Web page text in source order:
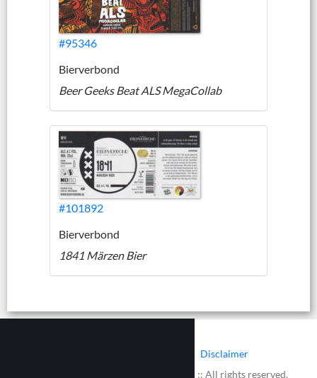
#95346
Bierverbond
Beer Geeks Beat ALS MegaCollab
#101892
Bierverbond
1841 Märzen Bier
Disclaimer
© 2002 - 2026 :: www.bieretiketten.nl :: All rights reserved.